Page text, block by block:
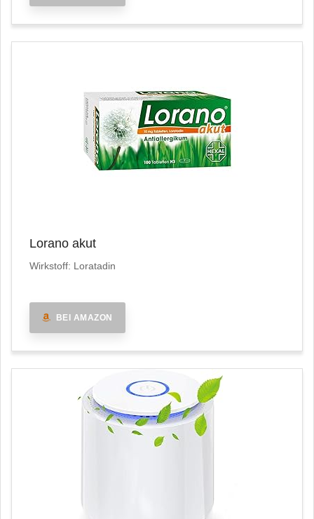
Lorano akut
Wirkstoff: Loratadin
BEI AMAZON